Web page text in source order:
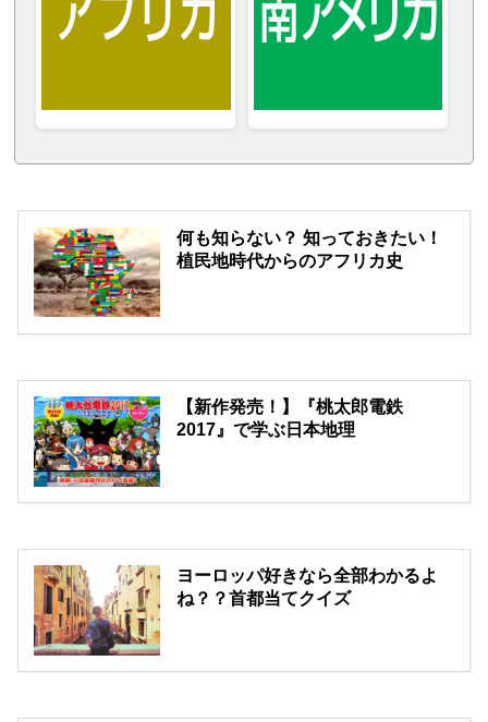
何も知らない？ 知っておきたい！
植民地時代からのアフリカ史
【新作発売！】『桃太郎電鉄
2017』で学ぶ日本地理
ヨーロッパ好きなら全部わかるよ
ね？？首都当てクイズ